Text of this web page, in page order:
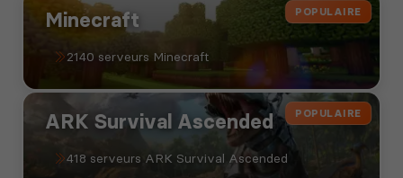
POPULAIRE
Minecraft
2140 serveurs Minecraft
POPULAIRE
ARK Survival Ascended
418 serveurs ARK Survival Ascended